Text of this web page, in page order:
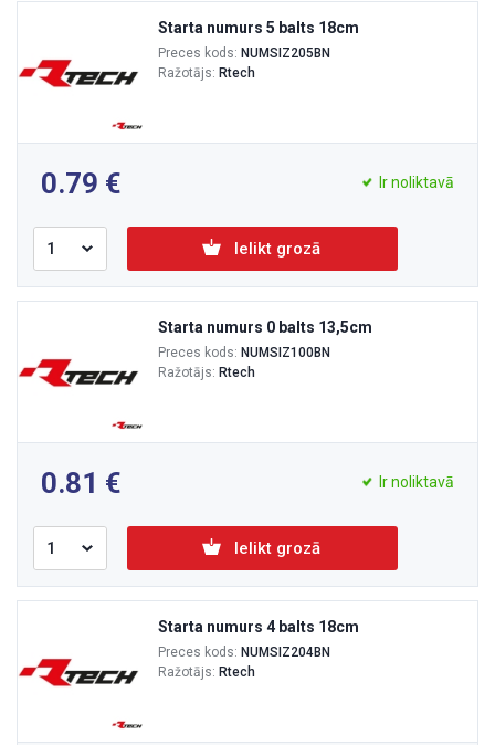
Starta numurs 5 balts 18cm
Preces kods: NUMSIZ205BN
Ražotājs: Rtech
0.79 Ir noliktavā
Ielikt grozā
Starta numurs 0 balts 13,5cm
Preces kods: NUMSIZ100BN
Ražotājs: Rtech
0.81 Ir noliktavā
Ielikt grozā
Starta numurs 4 balts 18cm
Preces kods: NUMSIZ204BN
Ražotājs: Rtech